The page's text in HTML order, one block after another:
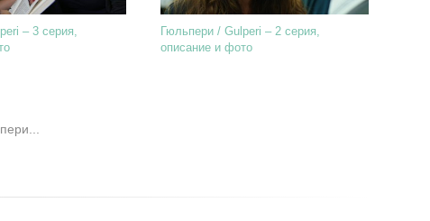
– 3 серия,
Гюльпери / Gulperi – 2 серия,
описание и фото